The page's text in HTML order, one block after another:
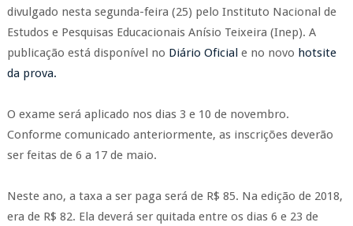
divulgado nesta segunda-feira (25) pelo Instituto Nacional de
Estudos e Pesquisas Educacionais Anísio Teixeira (Inep). A
publicação está disponível no Diário Oficial e no novo hotsite
da prova.
O exame será aplicado nos dias 3 e 10 de novembro.
Conforme comunicado anteriormente, as inscrições deverão
ser feitas de 6 a 17 de maio.
Neste ano, a taxa a ser paga será de R$ 85. Na edição de 2018,
era de R$ 82. Ela deverá ser quitada entre os dias 6 e 23 de